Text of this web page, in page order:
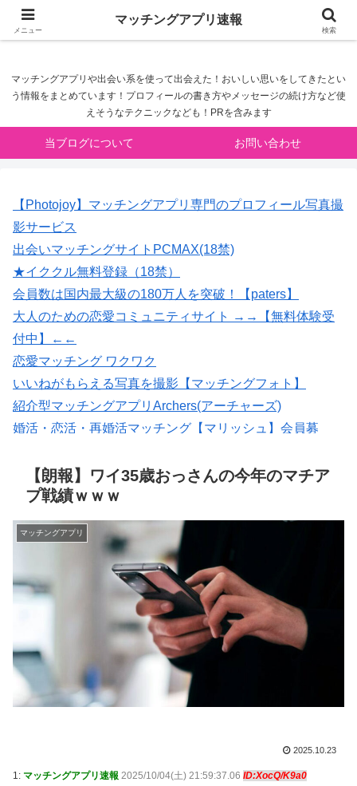
マッチングアプリ速報
マッチングアプリや出会い系を使って出会えた！おいしい思いをしてきたとい
う情報をまとめています！プロフィールの書き方やメッセージの続け方など使
えそうなテクニックなども！PRを含みます
当ブログについて お問い合わせ
【Photojoy】マッチングアプリ専門のプロフィール写真撮
影サービス
出会いマッチングサイトPCMAX(18禁)
★イククル無料登録（18禁）
会員数は国内最大級の180万人を突破！【paters】
大人のための恋愛コミュニティサイト →→【無料体験受
付中】←←
恋愛マッチング ワクワク
いいねがもらえる写真を撮影【マッチングフォト】
紹介型マッチングアプリArchers(アーチャーズ)
婚活・恋活・再婚活マッチング【マリッシュ】会員募
マッチングアプリの写真なら【オトフィー】
【朗報】ワイ35歳おっさんの今年のマチア
プ戦績ｗｗｗ
マッチングアプリ
2025.10.23
1: マッチングアプリ速報 2025/10/04(土) 21:59:37.06 ID:XocQ/K9a0
メニュー
マッチングアプリ速報
検索